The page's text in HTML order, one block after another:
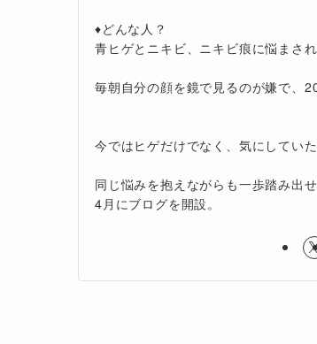
♦︎どんな人？
青ヒゲとニキビ、ニキビ痕に悩まされ
毎朝自分の顔を鏡で見るのが嫌で、
今ではヒゲだけでなく、気にしてい
同じ悩みを抱えながらも一歩踏み出
4月にブログを開設。